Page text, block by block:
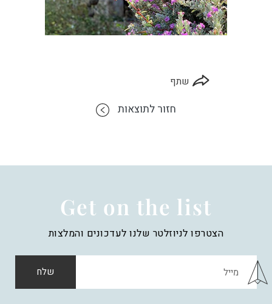
שתף
חזור לתוצאות
Get on the list
הצטרפו לניוזלטר שלנו לעדכונים והמלצות
שלח